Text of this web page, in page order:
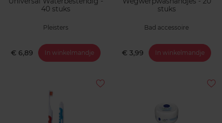
40 stuks
Pleisters
€ 6,89 In winkelmandje
stuks
Bad accessoire
€ 3,99 In winkelmandje